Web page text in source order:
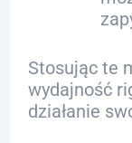
Stosując te
wydajność
działanie